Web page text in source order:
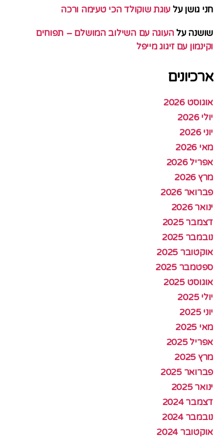
חני גושן על עוגת שוקולד הכי טעימה ורכה
שושנה עלהעוגה עם השילוב המושלם – תפוחים
וקינמון עם זיגוג מייפל
ארכיונים
אוגוסט 2026
יולי 2026
יוני 2026
מאי 2026
אפריל 2026
מרץ 2026
פברואר 2026
ינואר 2026
דצמבר 2025
נובמבר 2025
אוקטובר 2025
ספטמבר 2025
אוגוסט 2025
יולי 2025
יוני 2025
מאי 2025
אפריל 2025
מרץ 2025
פברואר 2025
ינואר 2025
דצמבר 2024
נובמבר 2024
אוקטובר 2024